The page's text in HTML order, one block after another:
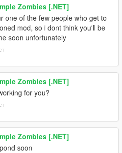
Zombies [.NET]
one of the few people who get to
mod, so i dont think you'll be
soon unfortunately
Zombies [.NET]
for you?
Zombies [.NET]
soon